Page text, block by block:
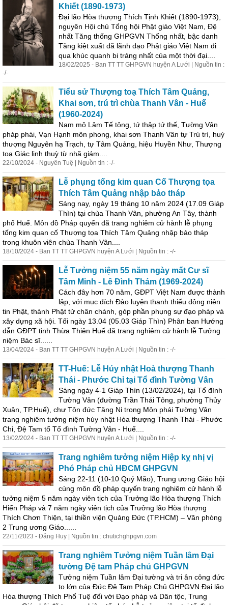
Khiết (1890-1973)
Đại lão Hòa thượng Thích Tịnh Khiết (1890-1973),
nguyên Hội chủ Tổng hội Phật giáo Việt Nam, Đệ
nhất Tăng thống GHPGVN Thống nhất, bậc danh
Tăng kiệt xuất đã lãnh đạo Phật giáo Việt Nam đi
qua khúc quanh bi tráng nhất của một thời đại....
18/02/2025 - Ban TT TT GHPGVN huyện A Lưới | Nguồn tin :
-/-
Tiểu sử Thượng toạ Thích Tâm Quảng,
Khai sơn, trú trì chùa Thanh Vân - Huế
(1960-2024)
Nam mô Lâm Tế tông, tứ thập tứ thế, Tường Vân
pháp phái, Vạn Hạnh môn phong, khai sơn Thanh Vân tự Trú trì, huý
thượng Nguyên hạ Trạch, tự Tâm Quảng, hiệu Huyền Như, Thượng
toạ Giác linh thuỳ từ nhã giám....
22/10/2024 - Nguyên Tuệ | Nguồn tin : -/-
Lễ phụng tống kim quan Cố Thượng tọa
Thích Tâm Quảng nhập bảo tháp
Sáng nay, ngày 19 tháng 10 năm 2024 (17.09 Giáp
Thìn) tại chùa Thanh Vân, phường An Tây, thành
phố Huế. Môn đồ Pháp quyến đã trang nghiêm cử hành lễ phụng
tống kim quan cố Thượng tọa Thích Tâm Quảng nhập bảo tháp
trong khuôn viên chùa Thanh Vân....
18/10/2024 - Ban TT TT GHPGVN huyện A Lưới | Nguồn tin : -/-
Lễ Tưởng niệm 55 năm ngày mất Cư sĩ
Tâm Minh - Lê Đình Thám (1969-2024)
Cách đây hơn 70 năm, GĐPT Việt Nam được thành
lập, với mục đích Đào luyện thanh thiếu đông niên
tin Phật, thành Phật tử chân chánh, góp phần phụng sự đạo pháp và
xây dựng xã hội. Tối ngày 13.04 (05.03 Giáp Thìn) Phân ban Hướng
dẫn GĐPT tỉnh Thừa Thiên Huế đã trang nghiêm cử hành lễ Tưởng
niệm Bác sĩ......
13/04/2024 - Ban TT TT GHPGVN huyện A Lưới | Nguồn tin : -/-
TT-Huế: Lễ Húy nhật Hoà thượng Thanh
Thái - Phước Chỉ tại Tổ đình Tường Vân
Sáng ngày 4-1 Giáp Thìn (13/02/2024), tại Tổ đình
Tường Vân (đường Trần Thái Tông, phường Thủy
Xuân, TP.Huế), chư Tôn đức Tăng Ni trong Môn phái Tường Vân
trang nghiêm tưởng niệm húy nhật Hòa thượng Thanh Thái - Phước
Chỉ, Đệ Tam tổ Tổ đình Tường Vân - Huế....
13/02/2024 - Ban TT TT GHPGVN huyện A Lưới | Nguồn tin : -/-
Trang nghiêm tưởng niệm Hiệp kỵ nhị vị
Phó Pháp chủ HĐCM GHPGVN
Sáng 22-11 (10-10 Quý Mão), Trung ương Giáo hội
cùng môn đồ pháp quyến trang nghiêm cử hành lễ
tưởng niệm 5 năm ngày viên tịch của Trưởng lão Hòa thượng Thích
Hiển Pháp và 7 năm ngày viên tịch của Trưởng lão Hòa thượng
Thích Chơn Thiện, tại thiền viện Quảng Đức (TP.HCM) – Văn phòng
2 Trung ương Giáo......
22/11/2023 - Đăng Huy | Nguồn tin : chutichghpgvn.com
Trang nghiêm Tưởng niệm Tuần lâm Đại
tường Đệ tam Pháp chủ GHPGVN
Tưởng niệm Tuần lâm Đại tường và tri ân công đức
to lớn của Đức Đệ Tam Pháp Chủ GHPGVN Đại lão
Hòa thượng Thích Phổ Tuệ đối với Đạo pháp và Dân tộc, Trung